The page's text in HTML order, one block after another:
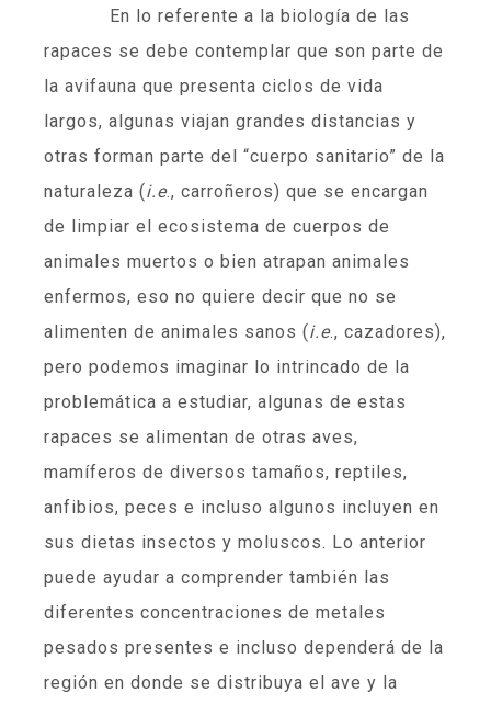
En lo referente a la biología de las
rapaces se debe contemplar que son parte de
la avifauna que presenta ciclos de vida
largos, algunas viajan grandes distancias y
otras forman parte del “cuerpo sanitario” de la
naturaleza (i.e., carroñeros) que se encargan
de limpiar el ecosistema de cuerpos de
animales muertos o bien atrapan animales
enfermos, eso no quiere decir que no se
alimenten de animales sanos (i.e., cazadores),
pero podemos imaginar lo intrincado de la
problemática a estudiar, algunas de estas
rapaces se alimentan de otras aves,
mamíferos de diversos tamaños, reptiles,
anfibios, peces e incluso algunos incluyen en
sus dietas insectos y moluscos. Lo anterior
puede ayudar a comprender también las
diferentes concentraciones de metales
pesados presentes e incluso dependerá de la
región en donde se distribuya el ave y la